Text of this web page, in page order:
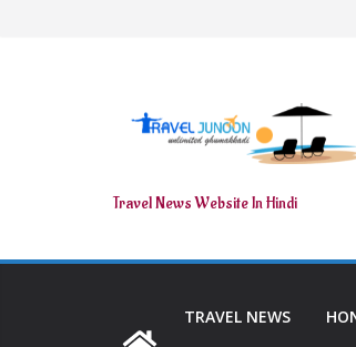
Travel News Website In Hindi
TRAVEL NEWS